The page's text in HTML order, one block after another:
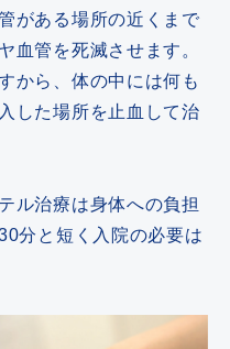
がある場所の近くまで
血管を死滅させます。
から、体の中には何も
した場所を止血して治
ル治療は身体への負担
分と短く入院の必要は